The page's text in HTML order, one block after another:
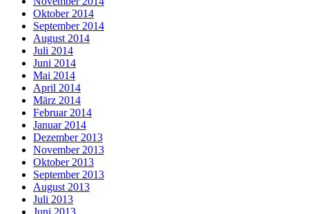
Oktober 2014
September 2014
August 2014
Juli 2014
Juni 2014
Mai 2014
April 2014
März 2014
Februar 2014
Januar 2014
Dezember 2013
November 2013
Oktober 2013
September 2013
August 2013
Juli 2013